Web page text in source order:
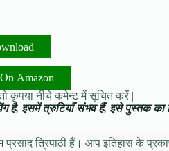
Amazon
कृपया नीचे कमेन्ट में सूचित करें |
है, इसमें त्रुटियाँ संभव हैं, इसे पुस्तक का
त्रिपाठी हैं। आप इतिहास के